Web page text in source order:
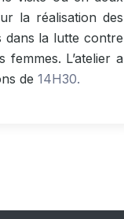
la réalisation des
dans la lutte contre
L’atelier a
de 14H30.